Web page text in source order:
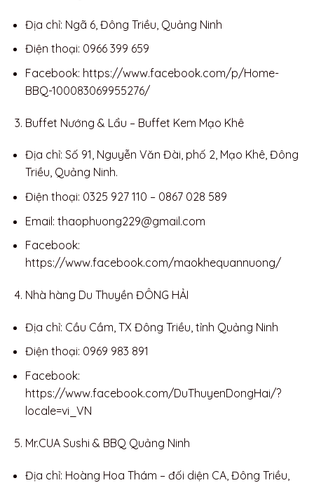
Địa chỉ: Ngã 6, Đông Triều, Quảng Ninh
Điện thoại: 0966 399 659
Facebook: https://www.facebook.com/p/Home-
BBQ-100083069955276/
Buffet Nướng & Lẩu – Buffet Kem Mạo Khê
Địa chỉ: Số 91, Nguyễn Văn Đài, phố 2, Mạo Khê, Đông
Triều, Quảng Ninh.
Điện thoại: 0325 927 110 – 0867 028 589
Email: thaophuong229@gmail.com
Facebook:
https://www.facebook.com/maokhequannuong/
Nhà hàng Du Thuyền ĐÔNG HẢI
Địa chỉ: Cầu Cầm, TX Đông Triều, tỉnh Quảng Ninh
Điện thoại: 0969 983 891
Facebook:
https://www.facebook.com/DuThuyenDongHai/?
locale=vi_VN
Mr.CUA Sushi & BBQ Quảng Ninh
Địa chỉ: Hoàng Hoa Thám – đối diện CA, Đông Triều,